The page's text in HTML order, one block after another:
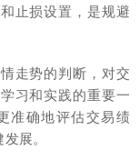
止损设置，是规避
走势的判断，对交
习和实践的重要一
准确地评估交易绩
展。